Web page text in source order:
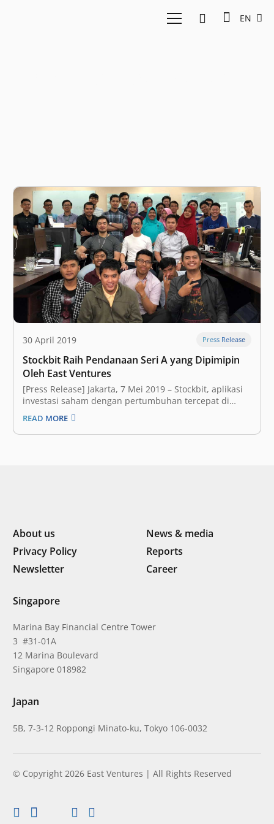
EN
30 April 2019 Press Release
Stockbit Raih Pendanaan Seri A yang Dipimipin
Oleh East Ventures
[Press Release] Jakarta, 7 Mei 2019 – Stockbit, aplikasi
investasi saham dengan pertumbuhan tercepat di
kalangan milenial di Indonesia, hari ini mengumumkan
telah mendapatkan pendanaan Seri A yang dipimpin
oleh East Ventures. Pendanaan ini diikuti oleh
READ MORE
About us
News & media
Privacy Policy
Reports
Newsletter
Career
Singapore
Marina Bay Financial Centre Tower
3 #31-01A
12 Marina Boulevard
Singapore 018982
Japan
5B, 7-3-12 Roppongi Minato-ku, Tokyo 106-0032
© Copyright 2026 East Ventures | All Rights Reserved